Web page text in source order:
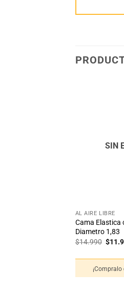
SIN
AL AIRE LIBRE
Cama Elastica
Diametro 1,83
$14.990 El
$
¡Compralo